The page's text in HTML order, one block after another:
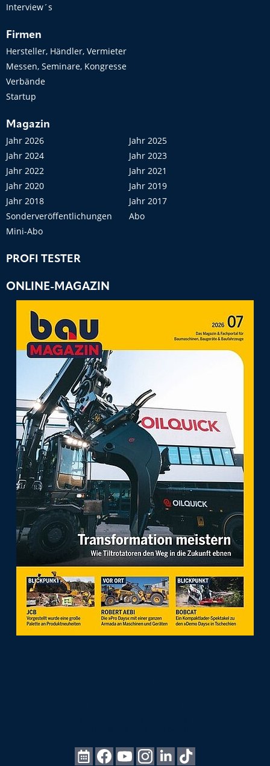
Interview´s
Firmen
Hersteller, Händler, Vermieter
Messen, Seminare, Kongresse
Verbände
Startup
Magazin
Jahr 2026
Jahr 2025
Jahr 2024
Jahr 2023
Jahr 2022
Jahr 2021
Jahr 2020
Jahr 2019
Jahr 2018
Jahr 2017
Sonderveröffentlichungen
Abo
Mini-Abo
PROFI TESTER
ONLINE-MAGAZIN